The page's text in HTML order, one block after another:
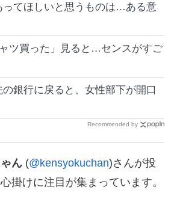
ってほしいと思うものは…ある意
ツ買った」見ると…センスがすご
銀行に戻ると、女性部下が開口
Recommended by
ん (@kensyokuchan)さんが投
掛けに注目が集まっています。